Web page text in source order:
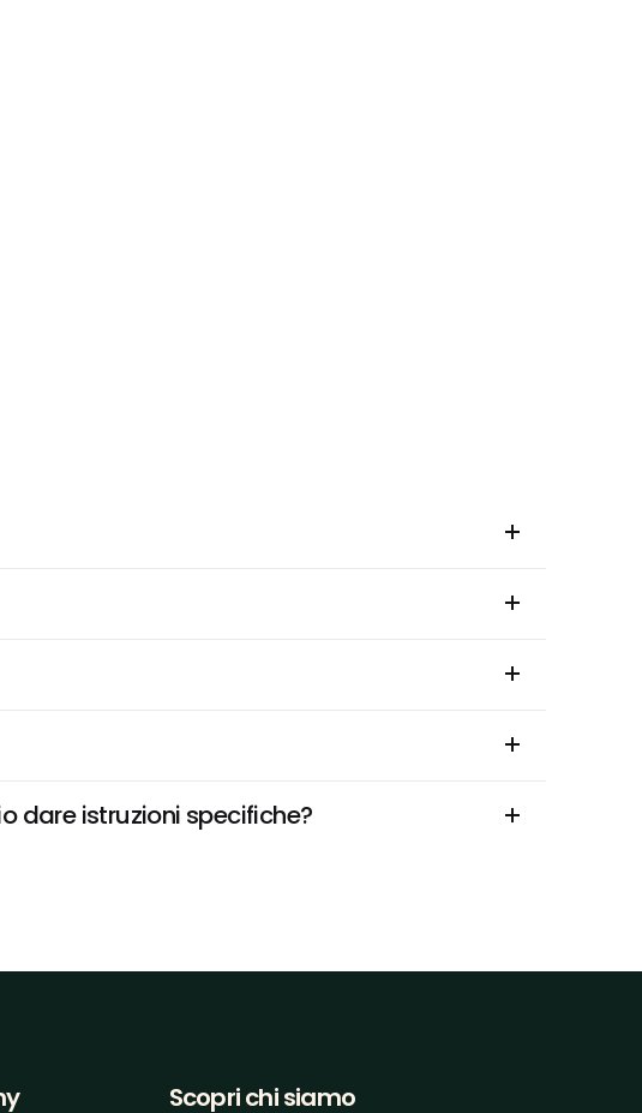
dare istruzioni specifiche?
Scopri chi siamo